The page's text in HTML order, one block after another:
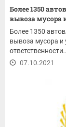
Более 1350
вывоза мусора
Более 1350
вывоза мусора и
07.10.2021